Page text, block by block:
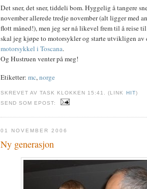
Det sner, det sner, tiddeli bom. Hyggelig å tangere
november allerede tredje november (alt ligger med
flott måned!), men jeg ser nå likevel frem til å reise
skal jeg kjøpe to motorsykler og starte utvikligen
motorsykkel i Toscana.
Og Hustruen venter på meg!
Etiketter: mc,norge
SKREVET AV TASK KLOKKEN 15:41. (LINK HIT)
SEND SOM EPOST:
01 NOVEMBER 2006
Ny generasjon